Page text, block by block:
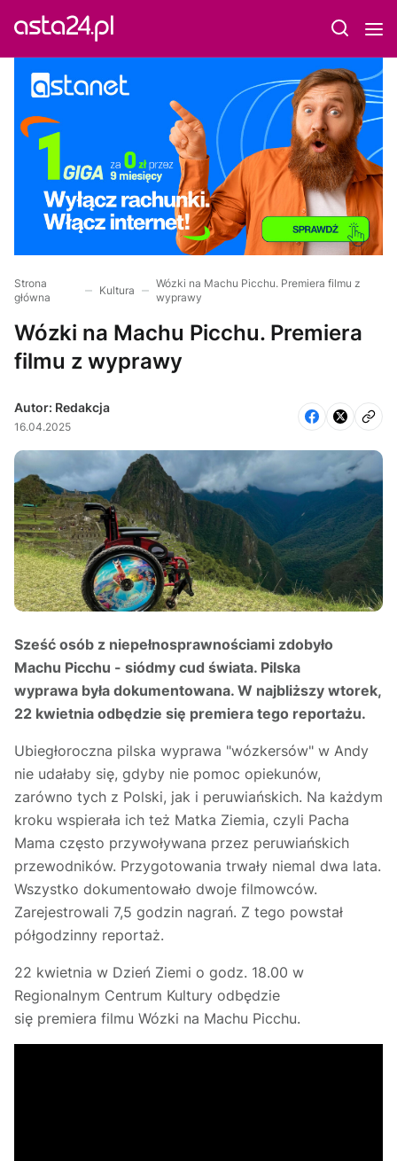
Strona
główna
Kultura
Wózki na Machu Picchu. Premiera filmu z
wyprawy
Wózki na Machu Picchu. Premiera
filmu z wyprawy
Autor: Redakcja
16.04.2025
Sześć osób z niepełnosprawnościami zdobyło
Machu Picchu - siódmy cud świata. Pilska
wyprawa była dokumentowana. W najbliższy wtorek,
22 kwietnia odbędzie się premiera tego reportażu.
Ubiegłoroczna pilska wyprawa "wózkersów" w Andy
nie udałaby się, gdyby nie pomoc opiekunów,
zarówno tych z Polski, jak i peruwiańskich. Na każdym
kroku wspierała ich też Matka Ziemia, czyli Pacha
Mama często przywoływana przez peruwiańskich
przewodników. Przygotowania trwały niemal dwa lata.
Wszystko dokumentowało dwoje filmowców.
Zarejestrowali 7,5 godzin nagrań. Z tego powstał
półgodzinny reportaż.
22 kwietnia w Dzień Ziemi o godz. 18.00 w
Regionalnym Centrum Kultury odbędzie
się premiera filmu Wózki na Machu Picchu.